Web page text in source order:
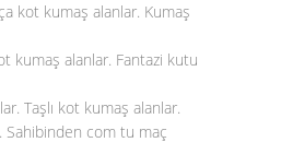
kot kumaş alanlar. Kumaş
kumaş alanlar. Fantazi kutu
Taşlı kot kumaş alanlar.
Sahibinden com tu maç